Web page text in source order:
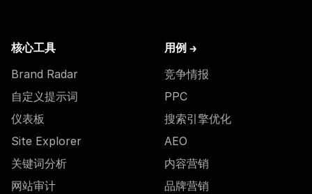
核心工具
Brand Radar
自定义提示词
仪表板
Site Explorer
关键词分析
网站审计
用例 →
竞争情报
PPC
搜索引擎优化
AEO
内容营销
品牌营销